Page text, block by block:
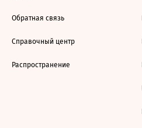
Обратная связь
Справочный центр
Распространение